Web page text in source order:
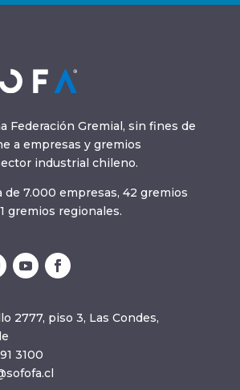
Federación Gremial, sin fines de
a empresas y gremios
industrial chileno.
de 7.000 empresas, 42 gremios
gremios regionales.
2777, piso 3, Las Condes,
3100